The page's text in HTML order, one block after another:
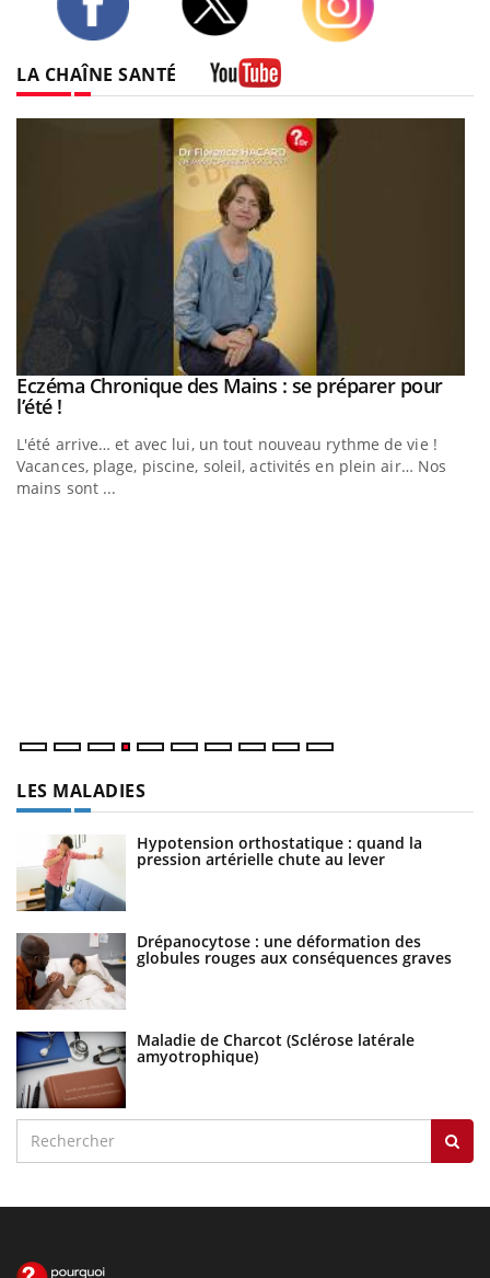
LA CHAÎNE SANTÉ
Youtube
Eczéma Chronique des Mains : se préparer pour
l’été !Youtube
L'été arrive… et avec lui, un tout nouveau rythme de vie !
Vacances, plage, piscine, soleil, activités en plein air… Nos
mains sont ...
LES MALADIES
Hypotension orthostatique : quand la
pression artérielle chute au lever
Drépanocytose : une déformation des
globules rouges aux conséquences graves
Maladie de Charcot (Sclérose latérale
amyotrophique)